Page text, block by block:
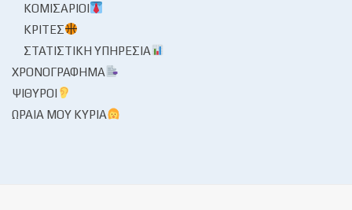
ΚΟΜΙΣΆΡΙΟΙ
ΚΡΙΤΈΣ
ΣΤΑΤΙΣΤΙΚΉ ΥΠΗΡΕΣΊΑ
ΧΡΟΝΟΓΡΆΦΗΜΑ
ΨΊΘΥΡΟΙ
ΩΡΑΊΑ ΜΟΥ ΚΥΡΊΑ